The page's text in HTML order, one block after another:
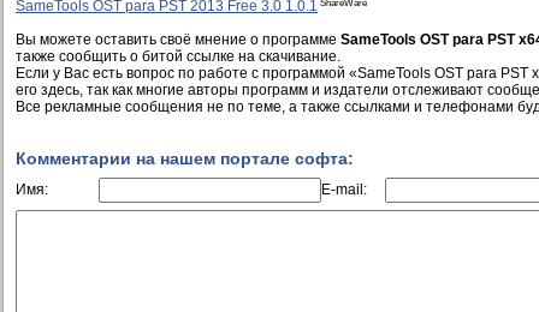
SameTools OST para PST 2013 Free 3.0 1.0.1
Вы можете оставить своё мнение о программе SameTools OST para PST
также сообщить о битой ссылке на скачивание.
Если у Вас есть вопрос по работе с программой «SameTools OST para
его здесь, так как многие авторы программ и издатели отслеживают
Все рекламные сообщения не по теме, а также ссылками и телефонами
Комментарии на нашем портале софта:
Имя: E-mail: